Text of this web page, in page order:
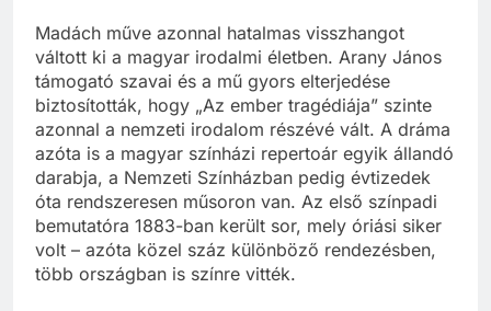
Madách műve azonnal hatalmas visszhangot
váltott ki a magyar irodalmi életben. Arany János
támogató szavai és a mű gyors elterjedése
biztosították, hogy „Az ember tragédiája” szinte
azonnal a nemzeti irodalom részévé vált. A dráma
azóta is a magyar színházi repertoár egyik állandó
darabja, a Nemzeti Színházban pedig évtizedek
óta rendszeresen műsoron van. Az első színpadi
bemutatóra 1883-ban került sor, mely óriási siker
volt – azóta közel száz különböző rendezésben,
több országban is színre vitték.